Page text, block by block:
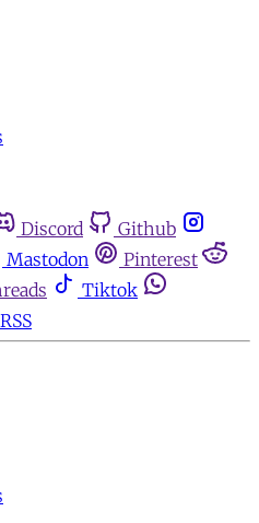
Discord
Github
Mastodon
Pinterest
Tiktok
RSS